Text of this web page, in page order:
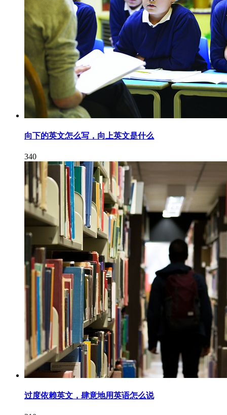
向下的英文怎么写，向上英文是什么
340
过度依赖英文，肆意地用英语怎么说